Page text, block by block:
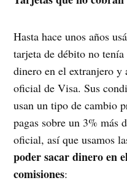
Hasta hace unos años
tarjeta de débito no
dinero en el extranjero
oficial de Visa. Sus
usan un tipo de cambio
pagas sobre un 3% más
oficial, así que usamos
poder sacar dinero en
comisiones: